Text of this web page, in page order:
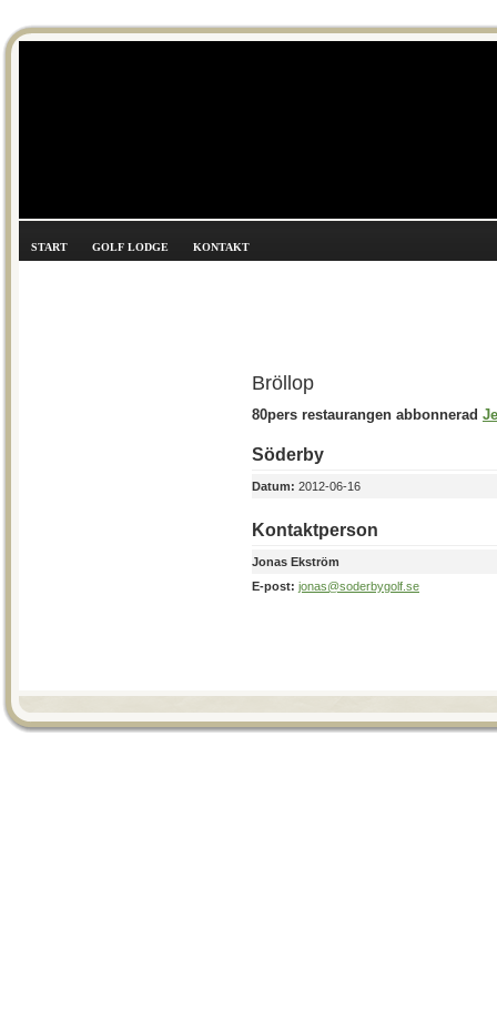
START GOLF LODGE KONTAKT
Bröllop
80pers restaurangen abbonnerad
Söderby
Datum: 2012-06-16
Kontaktperson
Jonas Ekström
E-post: jonas@soderbygolf.se